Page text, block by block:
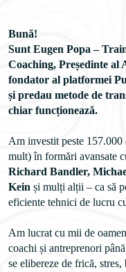
Bună!
Sunt Eugen Popa –
Coaching, Președinte al
fondator al platformei
și predau metode de
Am investit peste
mult) în formări avansate
Richard Bandler,
Kein și mulți alții – ca să
eficiente tehnici de lucru
Am lucrat cu mii de
coachi și antreprenori
se elibereze de frică,